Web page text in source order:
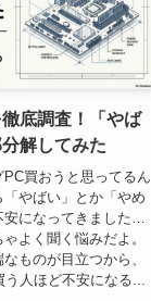
底調査！「やば
解してみた
PC買おうと思ってるん
やばい」とか「やめ
になってきました…
よく聞く悩みだよ。
ものが目立つから、
人ほど不安になる...